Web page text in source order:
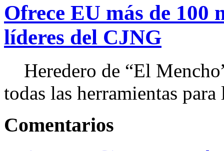
Ofrece EU más de 100
líderes del CJNG
Heredero de “El
todas las herramientas
Comentarios